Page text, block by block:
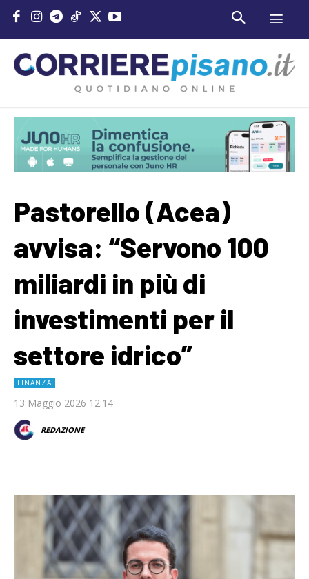
Pastorello (Acea)
avvisa: “Servono 100
miliardi in più di
investimenti per il
settore idrico”
FINANZA
13 Maggio 2026 12:14
REDAZIONE